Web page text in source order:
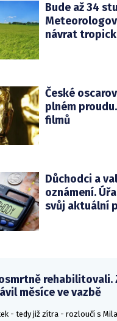
Bude až 34
návrat
České
plném
filmů
Důchodci a
oznámení.
svůj aktuální
rehabilitovali.
měsíce ve vazbě
- tedy již zítra - rozloučí s